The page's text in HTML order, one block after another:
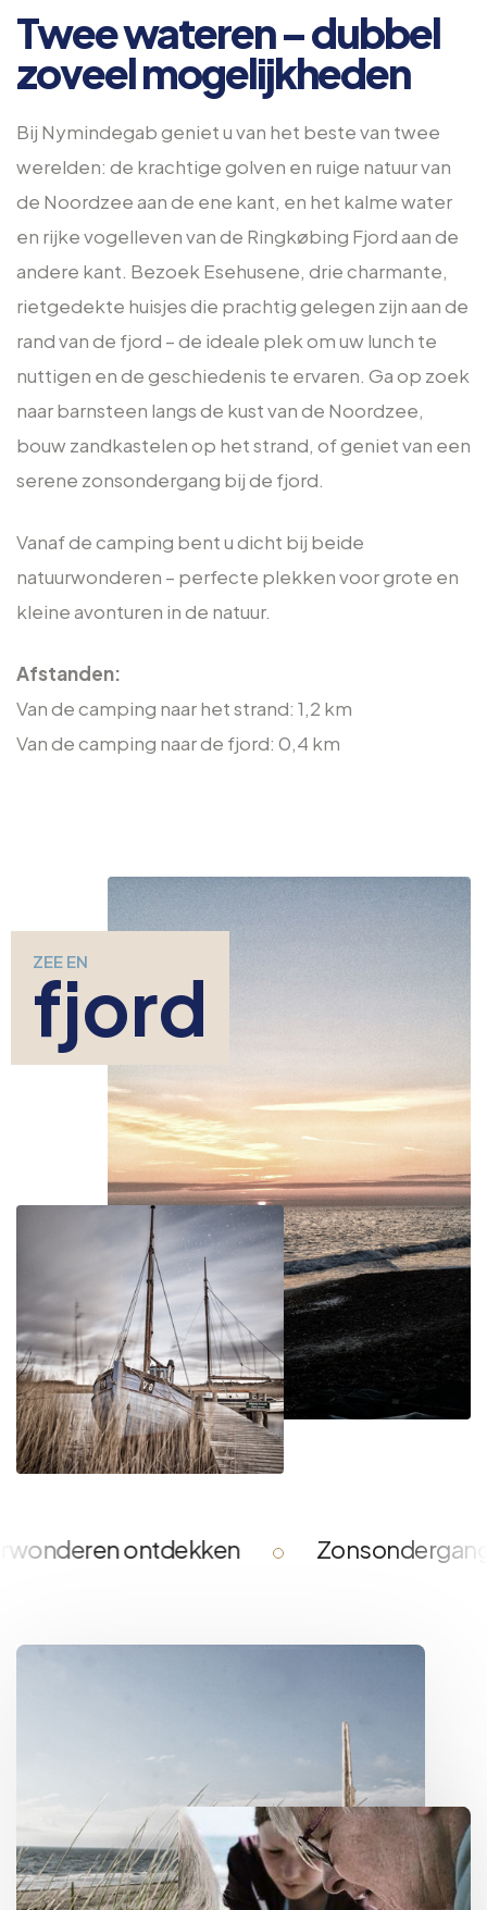
Twee wateren – dubbel
zoveel mogelijkheden
Bij Nymindegab geniet u van het beste van twee
werelden: de krachtige golven en ruige natuur van
de Noordzee aan de ene kant, en het kalme water
en rijke vogelleven van de Ringkøbing Fjord aan de
andere kant. Bezoek Esehusene, drie charmante,
rietgedekte huisjes die prachtig gelegen zijn aan de
rand van de fjord – de ideale plek om uw lunch te
nuttigen en de geschiedenis te ervaren. Ga op zoek
naar barnsteen langs de kust van de Noordzee,
bouw zandkastelen op het strand, of geniet van een
serene zonsondergang bij de fjord.
Vanaf de camping bent u dicht bij beide
natuurwonderen – perfecte plekken voor grote en
kleine avonturen in de natuur.
Afstanden:
Van de camping naar het strand: 1,2 km
Van de camping naar de fjord: 0,4 km
ZEE EN
fjord
ontdekken Zonsondergang